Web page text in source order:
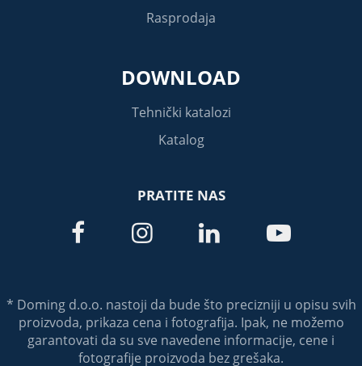
Rasprodaja
DOWNLOAD
Tehnički katalozi
Katalog
PRATITE NAS
   
* Doming d.o.o. nastoji da bude što precizniji u opisu svih
proizvoda, prikaza cena i fotografija. Ipak, ne možemo
garantovati da su sve navedene informacije, cene i
fotografije proizvoda bez grešaka.